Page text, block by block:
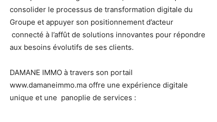
consolider le processus de transformation digitale du
Groupe et appuyer son positionnement d’acteur
connecté à l’affût de solutions innovantes pour répondre
aux besoins évolutifs de ses clients.
DAMANE IMMO à travers son portail
www.damaneimmo.ma offre une expérience digitale
unique et une panoplie de services :